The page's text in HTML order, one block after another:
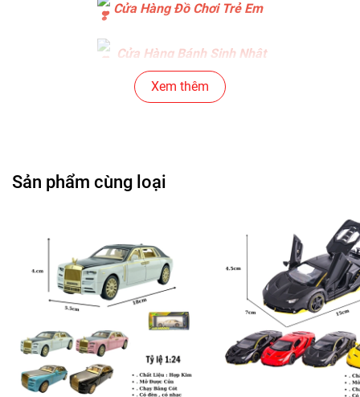
Cửa Hàng Đồ Chơi Trẻ Em
Cửa Hàng Bánh Sinh Nhật
Cửa Hàng Gear , Máy Tính
Chuỗi Các Siêu Thị , Nhà Sách
Cửa Hàng Bán Phụ Kiện Điện Thoại
Cửa Hàng Phụ Kiện Ô Tô ( Sản Phẩm Mô Hình Lắc Đầu
---------------------------------------------------------------------
-----------------------
Mô Hình Giá Xưởng
Xem thêm
Sản phẩm cùng loại